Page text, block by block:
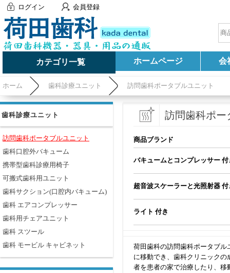
ログイン 会員登録
カテゴリ一覧 ホームページ 会
ホーム 歯科診療ユニット 訪問歯科ポータブルユニット
歯科診療ユニット
訪問歯科ポータブルユニット
歯科口腔外バキューム
携帯型歯科診療用椅子
可搬式歯科用ユニット
歯科サクション(口腔内バキューム)
歯科 エアコンプレッサー
歯科用チェアユニット
歯科 スツール
歯科 モービル キャビネット
訪問歯科ポー
商品ブランド
バキュームとコンプレッサー 付
超音波スケーラーと光照射器 付
ライト 付き
荷田歯科の訪問歯科ポータブ
に移動でき、歯科クリニック
者を患者の家で治療したり、